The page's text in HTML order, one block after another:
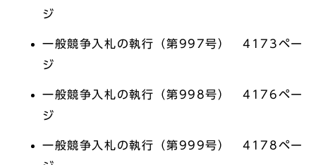
ジ
一般競争入札の執行（第997号） 4173ペー
ジ
一般競争入札の執行（第998号） 4176ペー
ジ
一般競争入札の執行（第999号） 4178ペー